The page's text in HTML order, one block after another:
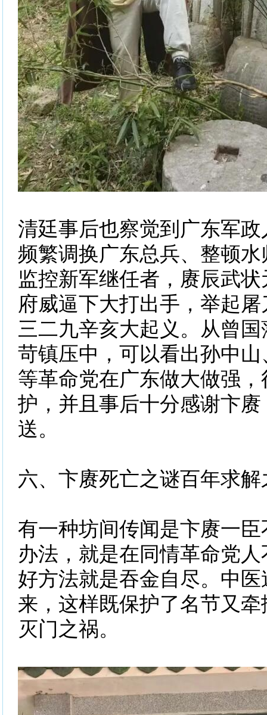
清廷事后也察觉到广东军
频繁调换广东总兵、整顿
监控新军继任者，赓辰武
府威逼下大打出手，举起
三二九辛亥大起义。从曾
苛镇压中，可以看出孙中
等革命党在广东做大做强
护，并且事后十分感谢卞
送。
六、卞赓死亡之谜百年求解
有一种坊间传闻是卞赓一
办法，就是在同情革命党
好方法就是吞金自尽。中
来，这样既保护了名节又
灭门之祸。